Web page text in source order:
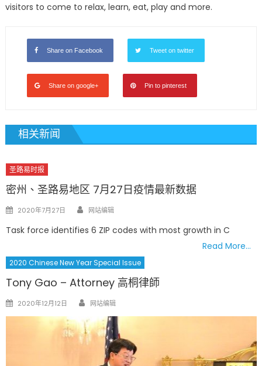
visitors to come to relax, learn, eat, play and more.
Share on Facebook Tweet on twitter
Share on google+ Pin to pinterest
相关新闻
圣路易时报
密州、圣路易地区 7月27日疫情最新数据
Posted
2020年7月27日 Author
网站编辑
Task force identifies 6 ZIP codes with most growth in C
Read More…
2020 Chinese New Year Special Issue
Tony Gao – Attorney 高桐律師
Posted
on
2020年12月12日 Author
网站编辑